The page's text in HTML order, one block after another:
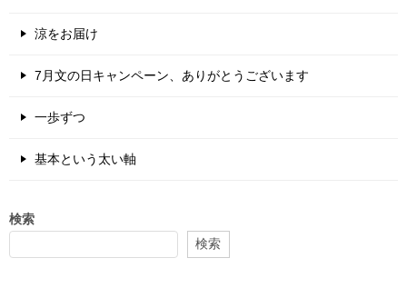
涼をお届け
7月文の日キャンペーン、ありがとうございます
一歩ずつ
基本という太い軸
検索
検索